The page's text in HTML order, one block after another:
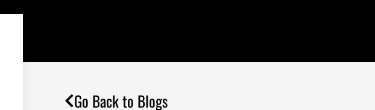
Go Back to Blogs